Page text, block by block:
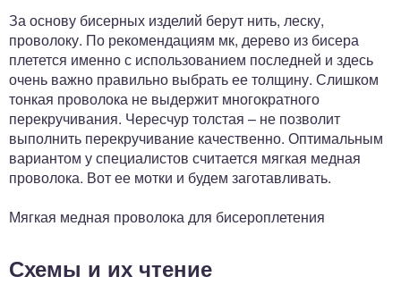
За основу бисерных изделий берут нить, леску,
проволоку. По рекомендациям мк, дерево из бисера
плетется именно с использованием последней и здесь
очень важно правильно выбрать ее толщину. Слишком
тонкая проволока не выдержит многократного
перекручивания. Чересчур толстая – не позволит
выполнить перекручивание качественно. Оптимальным
вариантом у специалистов считается мягкая медная
проволока. Вот ее мотки и будем заготавливать.
Мягкая медная проволока для бисероплетения
Схемы и их чтение